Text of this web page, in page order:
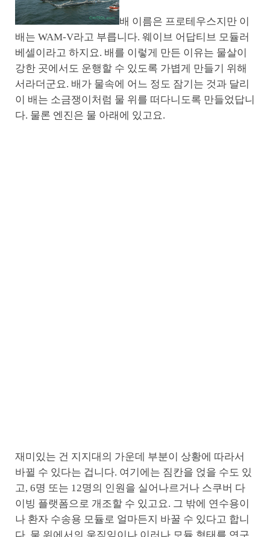
배 이름은 프로테우스지만 이
배는 WAM-V라고 부릅니다. 웨이브 어답티브 모듈러
베셀이라고 하지요. 배를 이렇게 만든 이유는 물살이
강한 곳에서도 운행할 수 있도록 가볍게 만들기 위해
서라더군요. 배가 물속에 어느 정도 잠기는 것과 달리
이 배는 소금쟁이처럼 물 위를 떠다니도록 만들었답니
다. 물론 엔진은 물 아래에 있고요.
재미있는 건 지지대의 가운데 부분이 상황에 따라서
바뀔 수 있다는 겁니다. 여기에는 짐칸을 얹을 수도 있
고, 6명 또는 12명의 인원을 실어나르거나 스쿠버 다
이빙 플랫폼으로 개조할 수 있고요. 그 밖에 연수용이
나 환자 수송용 모듈로 얼마든지 바꿀 수 있다고 합니